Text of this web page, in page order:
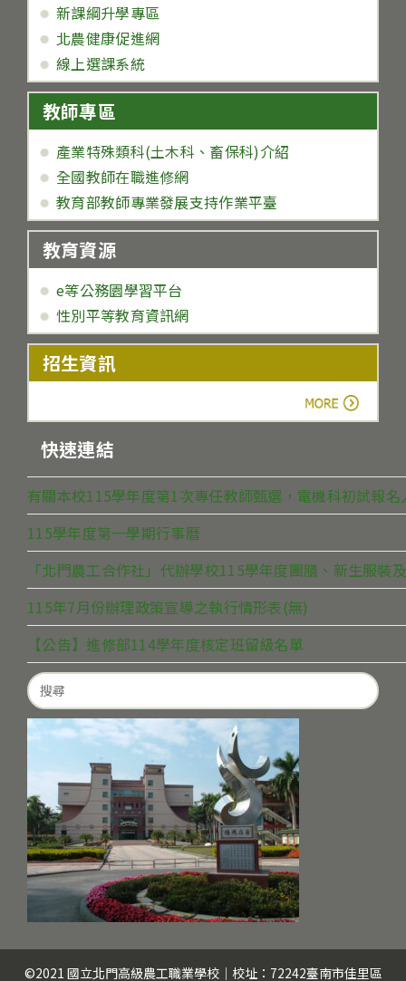
新課綱升學專區
北農健康促進網
線上選課系統
教師專區
產業特殊類科(土木科、畜保科)介紹
全國教師在職進修網
教育部教師專業發展支持作業平臺
教育資源
e等公務園學習平台
性別平等教育資訊網
招生資訊
快速連結
有關本校115學年度第1次專任教師甄選，電機科初試報
115學年度第一學期行事曆
「北門農工合作社」代辦學校115學年度團膳、新生服裝
115年7月份辦理政策宣導之執行情形表(無)
【公告】進修部114學年度核定班留級名單
Search
for:
©2021 國立北門高級農工職業學校｜校址：72242臺南市佳里區